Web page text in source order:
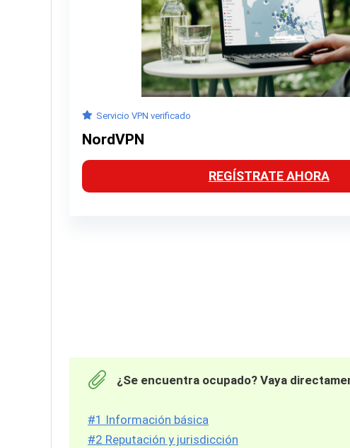
Servicio VPN verificado
NordVPN
REGÍSTRATE AHORA
¿Se encuentra ocupado? Vaya
#1 Información básica
#2 Reputación y jurisdicción